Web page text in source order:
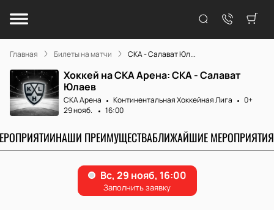
Главная Билеты на матчи СКА - Салават Юл...
Хоккей на СКА Арена: СКА - Салават
Юлаев
СКА Арена Континентальная Хоккейная Лига
0+
29 нояб.
16:00
НАШИ ПРЕИМУЩЕСТВАБЛИЖАЙШИЕ МЕРОПРИЯТИЯ